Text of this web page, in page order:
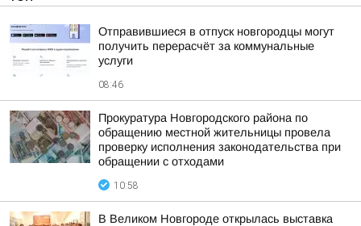
Отправившиеся в отпуск новгородцы могут
получить перерасчёт за коммунальные
услуги
08:46
Прокуратура Новгородского района по
обращению местной жительницы провела
проверку исполнения законодательства при
обращении с отходами
10:58
В Великом Новгороде открылась выставка